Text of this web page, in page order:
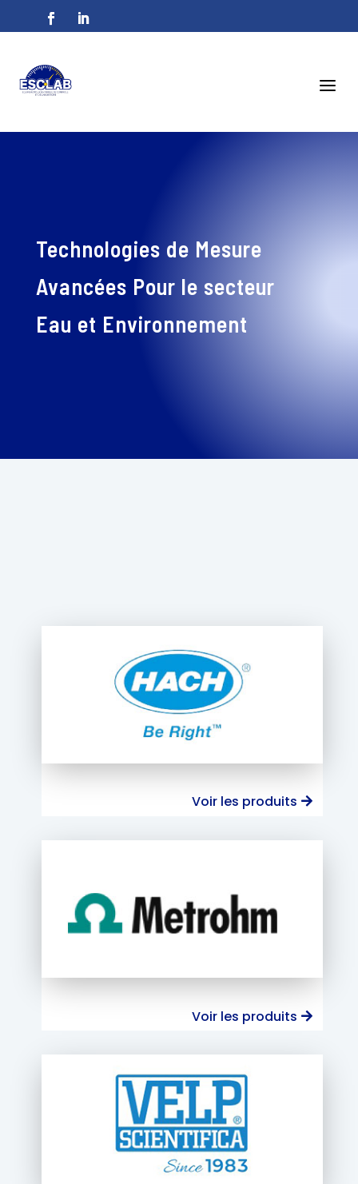
a
Technologies de Mesure
Avancées Pour le secteur
Eau et Environnement
Voir les produits
Voir les produits